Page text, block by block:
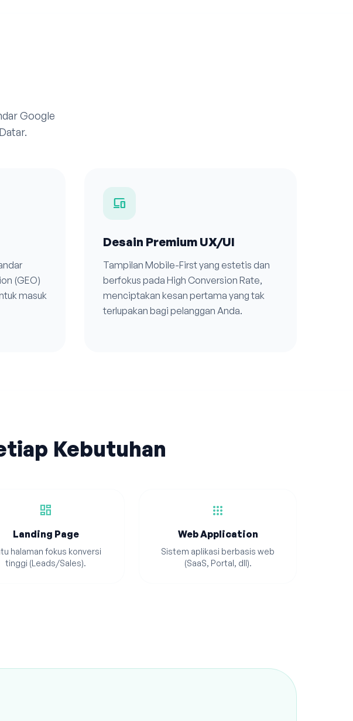
Google
(GEO)
masuk
devices
Desain Premium UX/UI
Tampilan Mobile-First yang estetis dan
berfokus pada High Conversion Rate,
menciptakan kesan pertama yang tak
terlupakan bagi pelanggan Anda.
Kebutuhan
dashboard
Landing Page
halaman fokus konversi
tinggi (Leads/Sales).
apps
Web Application
Sistem aplikasi berbasis web
(SaaS, Portal, dll).